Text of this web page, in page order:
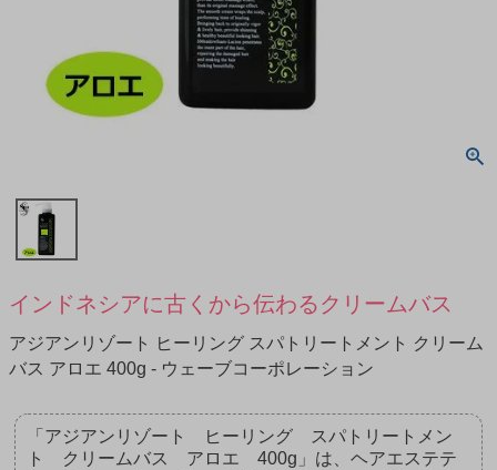
インドネシアに古くから伝わるクリームバス
アジアンリゾート ヒーリング スパトリートメント クリーム
バス アロエ 400g - ウェーブコーポレーション
「アジアンリゾート ヒーリング スパトリートメン
ト クリームバス アロエ 400g」は、ヘアエステテ